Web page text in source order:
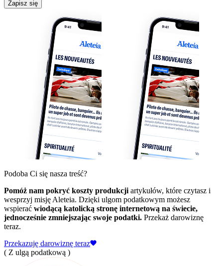
Zapisz się
Podoba Ci się nasza treść?
Pomóż nam pokryć koszty produkcji artykułów, które czytasz i
wesprzyj misję Aleteia. Dzięki ulgom podatkowym możesz
wspierać wiodącą katolicką stronę internetową na świecie,
jednocześnie zmniejszając swoje podatki. Przekaż darowiznę
teraz.
Przekazuję darowiznę teraz
( Z ulgą podatkową )